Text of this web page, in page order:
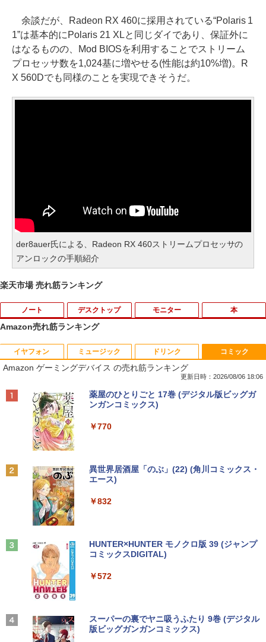
余談だが、Radeon RX 460に採用されている“Polaris 1
1”は基本的にPolaris 21 XLと同じダイであり、保証外に
はなるものの、Mod BIOSを利用することでストリーム
プロセッサ数を1,024基に増やせる(性能は約10%増)。R
X 560Dでも同様のことを実現できそうだ。
der8auer氏による、Radeon RX 460ストリームプロセッサの
アンロックの手順紹介
楽天市場 売れ筋ランキング
ノート
1
【中古】第4世代 Core i3搭載ノートパソ
コン 500GB 4GBメモリ DVDマルチドラ
イブ 15.6インチ Wi-Fi 【Windows10】
￥8,800
0 | Windows11 | ノートPC | 一年保証 |
第7世代 | Core i5 7200U 2.5(～最大3.1)
GHz | MEM:8GB | HDD:500GB | DVDマ
ro64Bit | ACアダプター付属
U938 第7世代 Core i5 Windows11 Pro
￥12,980
デスクトップ
1
Magic Trackpad 2 用 トラックパッド 保
護フィルム OverLay Protector for Magi
c Trackpad 2保護 フィルム シート シー
ウス 低反射 タッチパッド トラックパッ
ド ミヤビックス
￥998
【★ランキング第1位獲得商品!!★】 デス
クトップパソコン ★店長おまかせ 最新
Core-i7 変更可 八世代 十世代にも対応
￥15,800
B / 2.5" SSD 240GB / Windows 11 / WP
S Office 2 / DVD-RW
モニター
1
【マラソンセール期間中ポイント5倍】中
古モニター 19インチ スクエア 液晶ディ
スプレイ VGA / DVI端子 店長おまかせ ケ
確認済み 30日保証 送料無料
2
PHILIPS/フィリップス 241V8/11 / 23.8型
ワイド 液晶ディスプレイ FullHD/HDMI
ケーブル標準添付【中古/送料無料】※沖
PHILIPS 241V8 LED液晶モニター 23.8
ルHD）16:9 IPSパネル 非光沢 ノングレ
￥6,500
本
1
[新品]はじめての世界名作えほん えほん
のおうち(1～40巻)
￥26,400
￥1,815
司 ]
￥2,750
ー [ ジェフリー・ブラウン ]
￥1,870
Amazon売れ筋ランキング
イヤフォン
Anker Soundcore P40i オフホワイト
Anker Soundcore P31i ブラック
Anker Soundcore Liberty 5 ミッドナイトブ
ラック
￥14,990
【2026年アップグレード版】AOKIMI ワイヤ
レスイヤホン bluetooth イヤホン V12 小型
ミュージック
BRUCE WAYNE feat. Flo Milli, ATL Jacob
[Explicit]
￥250
BRUCE WAYNE feat. Flo Milli, ATL Jacob
[Explicit]
￥250
On My Road (Stadium ver.)
On My Road (Stadium ver.)
ドリンク
【Amazon.co.jp限定】 い・ろ・は・す 2L P
ET ラベルレス ×8本
￥1,001
by Amazon 天然水 ラベルレス 500ml ×24本
富士山の天然水 バナジウム含有 水 ミネラル
ットル (Smart Basic)
by Amazon 天然水ラベルレス 2L×9本
￥1,117
by Amazon 炭酸水 ラベルレス 500ml ×24本
コミック
Amazon ゲーミングデバイス の売れ筋ランキング
更新日時：2026/08/06 18:06
薬屋のひとりごと 17巻 (デジタル版ビッグガ
ンガンコミックス)
￥770
異世界居酒屋「のぶ」(22) (角川コミックス・
エース)
￥832
HUNTER×HUNTER モノクロ版 39 (ジャンプ
コミックスDIGITAL)
￥572
スーパーの裏でヤニ吸うふたり 9巻 (デジタル
版ビッグガンガンコミックス)